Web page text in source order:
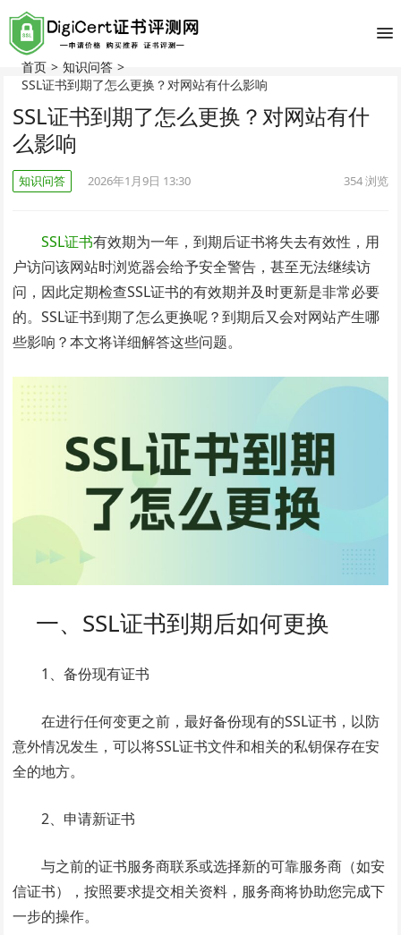
首页 > 知识问答 >
SSL证书到期了怎么更换？对网站有什么影响
SSL证书到期了怎么更换？对网站有什
么影响
知识问答 2026年1月9日 13:30 354浏览
SSL证书有效期为一年，到期后证书将失去有效性，用
户访问该网站时浏览器会给予安全警告，甚至无法继续访
问，因此定期检查SSL证书的有效期并及时更新是非常必要
的。SSL证书到期了怎么更换呢？到期后又会对网站产生哪
些影响？本文将详细解答这些问题。
一、SSL证书到期后如何更换
1、备份现有证书
在进行任何变更之前，最好备份现有的SSL证书，以防
意外情况发生，可以将SSL证书文件和相关的私钥保存在安
全的地方。
2、申请新证书
与之前的证书服务商联系或选择新的可靠服务商（如安
信证书），按照要求提交相关资料，服务商将协助您完成下
一步的操作。